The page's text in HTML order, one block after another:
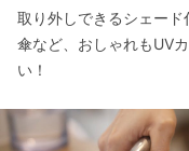
取り外しできるシェー
傘など、おしゃれもUV
い！